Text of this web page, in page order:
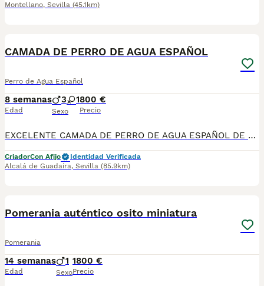
Montellano, Sevilla (45.1km)
CAMADA DE PERRO DE AGUA ESPAÑOL
Perro de Agua Español
8 semanas
Edad
3 1
Sexo
800 €
Precio
EXCELENTE CAMADA DE PERRO DE AGUA ESPAÑOL DE LÍNEA DE CAMPEONES DE BELLEZA. Disponible camada de 4 cachorros todos marrones: 3 machos y 1 hembra. Criados en ambiente familiar, con muy buen carácter y excelente morfología. Se entregan a partir del día 14 de agosto con: • Dos vacunas víricas • Chip y pasaporte europeo • Desparasitaciones al día • Pedigree Nos avalan 4 campeones de España y varios piases Se entregan con contrato de compraventa y garantía por escrito. Tf 685901957. Se envían por transportes de mascotas. si no puede venir a recogerlo SI QUERES TENER UN PERRO VERSATIL , HIPOLERGENICO , QUE NO DESPRENDE PELO , ESTA ES TU RAZA IDEAL Disponemos de núcleo Zoológico. El padre de los chorros es el negro. Ver videos de los cachorros.
CriadorCon Afijo
Identidad Verificada
Alcalá de Guadaíra, Sevilla (85.9km)
Pomerania auténtico osito miniatura
Pomerania
14 semanas
Edad
1
Sexo
1800 €
Precio